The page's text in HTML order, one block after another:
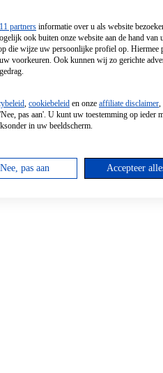
11 partners informatie over u als website
ook buiten onze website aan de hand van
die wijze uw persoonlijke profiel op. Hiermee
voorkeuren. Ook kunnen wij zo gerichte
, cookiebeleid en onze affiliate disclaimer,
pas aan'. U kunt uw toestemming op ieder
in uw beeldscherm.
Nee, pas aan Accepteer